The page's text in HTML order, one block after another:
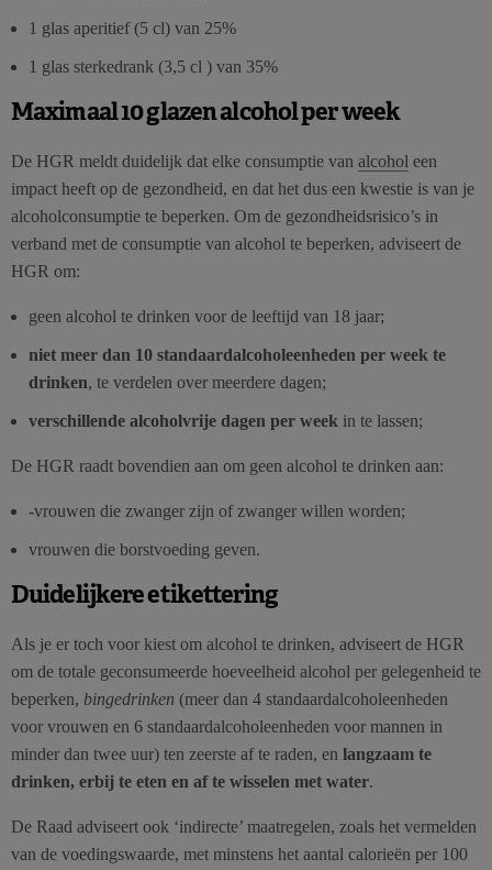
1 glas aperitief (5 cl) van 25%
1 glas sterkedrank (3,5 cl ) van 35%
Maximaal 10 glazen alcohol per week
De HGR meldt duidelijk dat elke consumptie van alcohol een
impact heeft op de gezondheid, en dat het dus een kwestie is van je
alcoholconsumptie te beperken. Om de gezondheidsrisico’s in
verband met de consumptie van alcohol te beperken, adviseert de
HGR om:
geen alcohol te drinken voor de leeftijd van 18 jaar;
niet meer dan 10 standaardalcoholeenheden per week te
drinken, te verdelen over meerdere dagen;
verschillende alcoholvrije dagen per week in te lassen;
De HGR raadt bovendien aan om geen alcohol te drinken aan:
-vrouwen die zwanger zijn of zwanger willen worden;
vrouwen die borstvoeding geven.
Duidelijkere etikettering
Als je er toch voor kiest om alcohol te drinken, adviseert de HGR
om de totale geconsumeerde hoeveelheid alcohol per gelegenheid te
beperken, bingedrinken (meer dan 4 standaardalcoholeenheden
voor vrouwen en 6 standaardalcoholeenheden voor mannen in
minder dan twee uur) ten zeerste af te raden, en langzaam te
drinken, erbij te eten en af te wisselen met water.
De Raad adviseert ook ‘indirecte’ maatregelen, zoals het vermelden
van de voedingswaarde, met minstens het aantal calorieën per 100